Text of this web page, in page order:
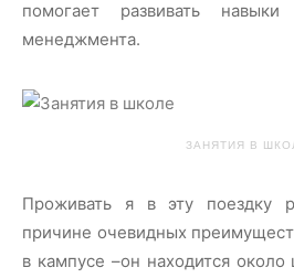
помогает развивать
менеджмента.
ЗАНЯТИЯ В
Проживать я в эту поездку
причине очевидных
в кампусе –он находится